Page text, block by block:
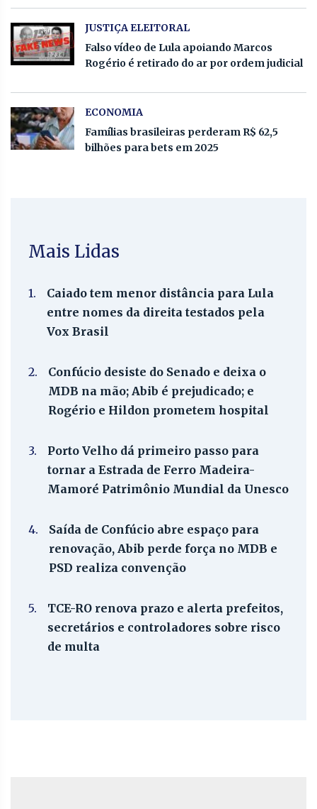
JUSTIÇA ELEITORAL
Falso vídeo de Lula apoiando Marcos
Rogério é retirado do ar por ordem judicial
ECONOMIA
Famílias brasileiras perderam R$ 62,5
bilhões para bets em 2025
Mais Lidas
1.
Caiado tem menor distância para Lula
entre nomes da direita testados pela
Vox Brasil
2.
Confúcio desiste do Senado e deixa o
MDB na mão; Abib é prejudicado; e
Rogério e Hildon prometem hospital
3.
Porto Velho dá primeiro passo para
tornar a Estrada de Ferro Madeira-
Mamoré Patrimônio Mundial da Unesco
4.
Saída de Confúcio abre espaço para
renovação, Abib perde força no MDB e
PSD realiza convenção
5.
TCE-RO renova prazo e alerta prefeitos,
secretários e controladores sobre risco
de multa